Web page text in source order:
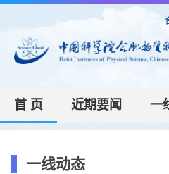
首 页 近期要闻 一
一线动态